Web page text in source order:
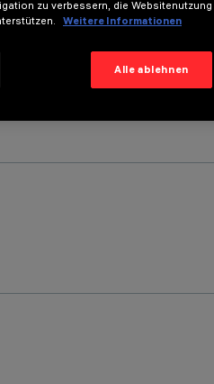
zu verbessern, die
Weitere Informationen
Alle ablehnen